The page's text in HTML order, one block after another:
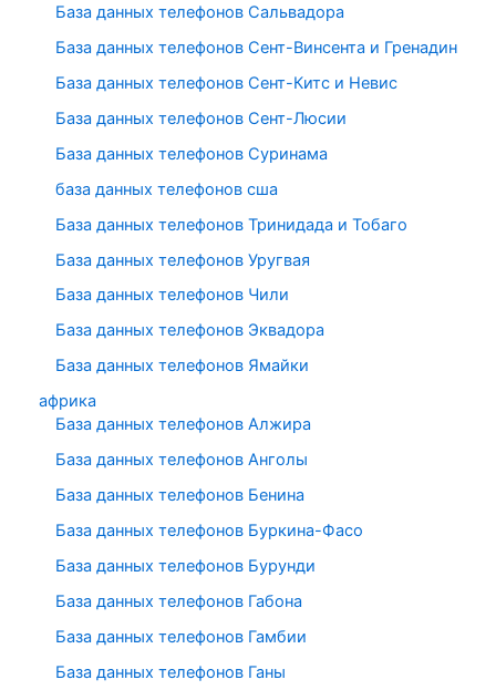
База данных телефонов Сальвадора
База данных телефонов Сент-Винсента и Гренадин
База данных телефонов Сент-Китс и Невис
База данных телефонов Сент-Люсии
База данных телефонов Суринама
база данных телефонов сша
База данных телефонов Тринидада и Тобаго
База данных телефонов Уругвая
База данных телефонов Чили
База данных телефонов Эквадора
База данных телефонов Ямайки
африка
База данных телефонов Алжира
База данных телефонов Анголы
База данных телефонов Бенина
База данных телефонов Буркина-Фасо
База данных телефонов Бурунди
База данных телефонов Габона
База данных телефонов Гамбии
База данных телефонов Ганы